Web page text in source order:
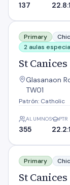
137 22.8:1
St Canices B N S
Primary
2 aulas
St Canices
Glasanaon
TW01
Patrón: Catholic
ALUMNOS
355
PTR
22.2:1
St Canices G N S
Primary
St Canices